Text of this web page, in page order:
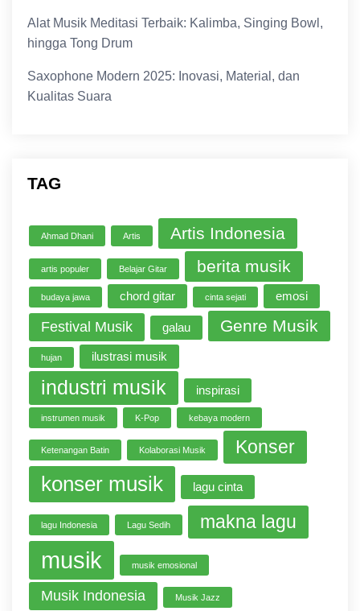
Alat Musik Meditasi Terbaik: Kalimba, Singing Bowl,
hingga Tong Drum
Saxophone Modern 2025: Inovasi, Material, dan
Kualitas Suara
TAG
Ahmad Dhani Artis Artis Indonesia
artis populer Belajar Gitar berita musik
budaya jawa chord gitar cinta sejati emosi
Festival Musik galau Genre Musik
hujan ilustrasi musik
industri musik inspirasi
instrumen musik K-Pop kebaya modern
Ketenangan Batin Kolaborasi Musik Konser
konser musik lagu cinta
lagu Indonesia Lagu Sedih makna lagu
musik musik emosional
Musik Indonesia Musik Jazz